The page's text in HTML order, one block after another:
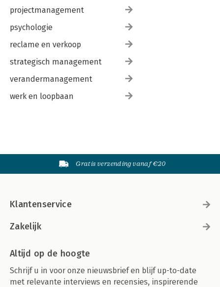
projectmanagement
psychologie
reclame en verkoop
strategisch management
verandermanagement
werk en loopbaan
Gratis verzending vanaf €20
Klantenservice
Zakelijk
Altijd op de hoogte
Schrijf u in voor onze nieuwsbrief en blijf up-to-date
met relevante interviews en recensies, inspirerende